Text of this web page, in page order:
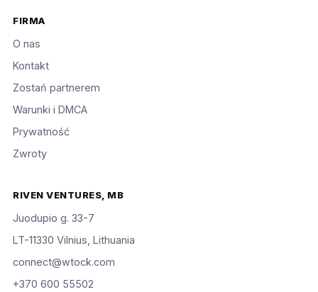
FIRMA
O nas
Kontakt
Zostań partnerem
Warunki i DMCA
Prywatność
Zwroty
RIVEN VENTURES, MB
Juodupio g. 33-7
LT-11330 Vilnius, Lithuania
connect@wtock.com
+370 600 55502